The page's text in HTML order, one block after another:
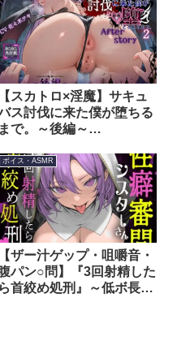
【スカトロ×淫魔】サキュ
ス討伐に来た僕が堕ちる
まで。～後編～
作戦]
ボイス・ASMR
【ザー汁ゲップ・咀嚼音・
パン○問】『3回射精した
ら首絞め処刑』～低ボ長身